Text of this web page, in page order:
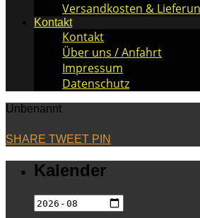
Versandkosten &
Kontakt
Kontakt
Über uns / Anfahrt
Impressum
Datenschutz
Unbenannt
SHARE TWEET PIN
Kalender